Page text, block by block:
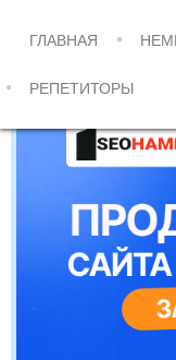
ГЛАВНАЯ
РЕПЕТИТОРЫ